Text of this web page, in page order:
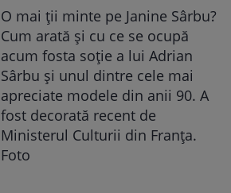
O mai ții minte pe Janine Sârbu?
Cum arată și cu ce se ocupă
acum fosta soție a lui Adrian
Sârbu și unul dintre cele mai
apreciate modele din anii 90. A
fost decorată recent de
Ministerul Culturii din Franța.
Foto